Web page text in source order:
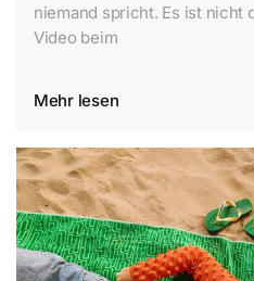
niemand spricht. Es ist nicht
Video beim
Mehr lesen